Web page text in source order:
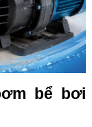
bể bơi